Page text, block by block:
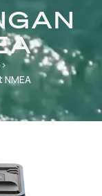
›
NMEA